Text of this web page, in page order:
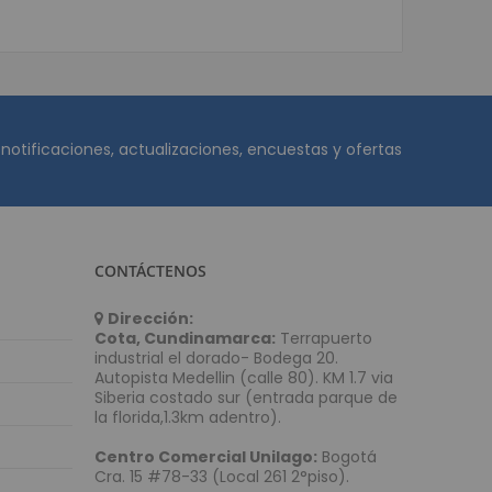
etiquetas industriales
Manillas
de Etiquetas
UTP
5
6
7
Inalámbrica
notificaciones, actualizaciones, encuestas y ofertas
CONTÁCTENOS
Dirección:
Cota, Cundinamarca: Terrapuerto
industrial el dorado- Bodega 20.
Autopista Medellin (calle 80). KM 1.7 via
Siberia costado sur (entrada parque de
la florida,1.3km adentro).
Centro Comercial Unilago: Bogotá
Cra. 15 #78-33 (Local 261 2°piso).